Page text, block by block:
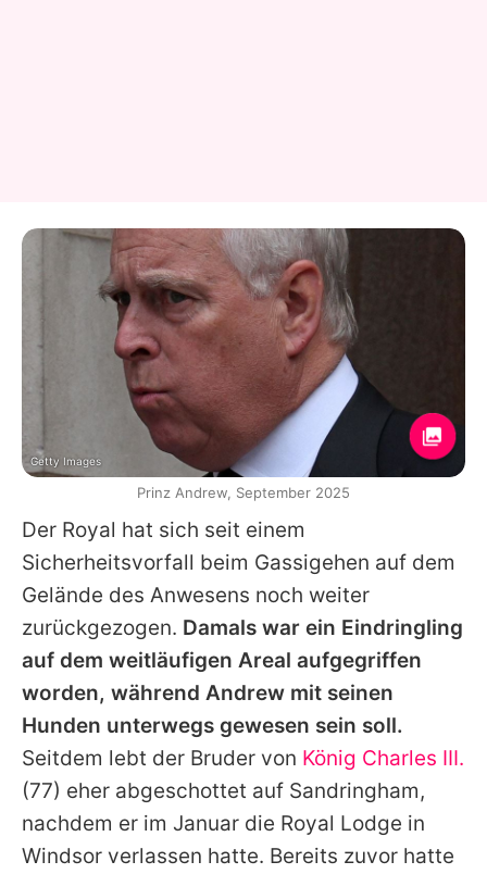
Der Royal hat sich seit einem
Sicherheitsvorfall beim Gassigehen auf dem
Gelände des Anwesens noch weiter
zurückgezogen. Damals war ein Eindringling
auf dem weitläufigen Areal aufgegriffen
worden, während Andrew mit seinen
Hunden unterwegs gewesen sein soll.
Seitdem lebt der Bruder von König Charles III.
(77) eher abgeschottet auf Sandringham,
nachdem er im Januar die Royal Lodge in
Windsor verlassen hatte. Bereits zuvor hatte
Getty Images
Prinz Andrew, September 2025